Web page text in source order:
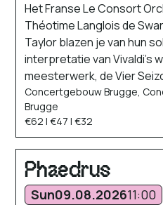
Het Franse Le Consort
Théotime Langlois de
Taylor blazen je van hun
interpretatie van Vivaldi’s
meesterwerk, de Vier
Concertgebouw Brugge,
Brugge
€62 | €47 | €32
Phaedrus
Sun09.08.202611:00